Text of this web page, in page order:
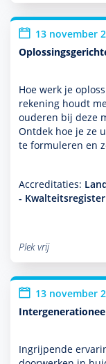
13 november
Hoe werk je
rekening houdt
ouderen bij deze
Ontdek hoe je ze
te formuleren en
Accreditaties:
-
Plek vrij
13 november
Ingrijpende